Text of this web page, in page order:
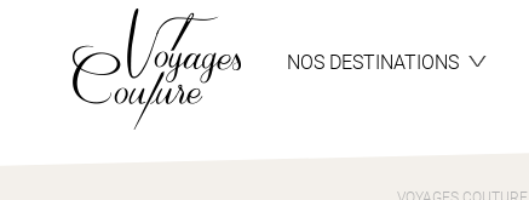
NOS DESTINATIONS